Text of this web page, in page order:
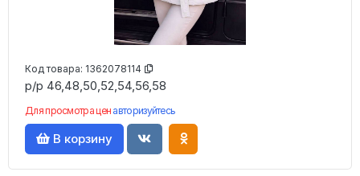
Код товара: 1362078114
р/р 46,48,50,52,54,56,58
Для просмотра цен авторизуйтесь
В корзину